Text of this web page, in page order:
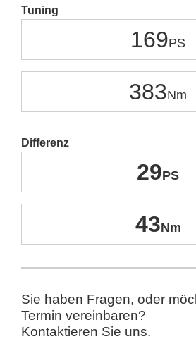
Tuning
169
383
Differenz
29
43
Sie haben Fragen, oder
Termin vereinbaren?
Kontaktieren Sie uns.